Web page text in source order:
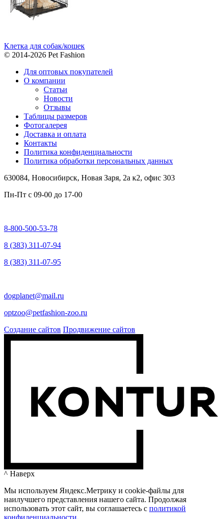
Клетка для собак/кошек
© 2014-2026 Pet Fashion
Для оптовых покупателей
О компании
Статьи
Новости
Отзывы
Таблицы размеров
Фотогалерея
Доставка и оплата
Контакты
Политика конфиденциальности
Политика обработки персональных данных
630084, Новосибирск, Новая Заря, 2а к2, офис 303
Пн-Пт c 09-00 до 17-00
8-800-500-53-78
8 (383) 311-07-94
8 (383) 311-07-95
dogplanet@mail.ru
optzoo@petfashion-zoo.ru
Создание сайтов Продвижение сайтов
^ Наверх
Мы используем Яндекс.Метрику и cookie-файлы для
наилучшего представления нашего сайта. Продолжая
использовать этот сайт, вы соглашаетесь c политикой
конфиденциальности.